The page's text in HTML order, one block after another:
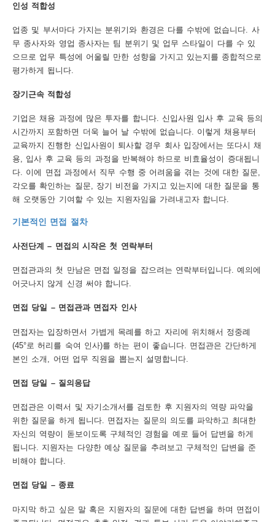
인성 적합성
업종 및 부서마다 가지는 분위기와 환경은 다를 수밖에 없습니다. 사
무 종사자와 영업 종사자는 팀 분위기 및 업무 스타일이 다를 수 있
으므로 업무 특성에 어울릴 만한 성향을 가지고 있는지를 종합적으로
평가하게 됩니다.
장기근속 적합성
기업은 채용 과정에 많은 투자를 합니다. 신입사원 입사 후 교육 등의
시간까지 포함하면 더욱 늘어 날 수밖에 없습니다. 이렇게 채용부터
교육까지 진행한 신입사원이 퇴사할 경우 회사 입장에서는 또다시 채
용, 입사 후 교육 등의 과정을 반복해야 하므로 비효율성이 증대됩니
다. 이에 면접 과정에서 직무 수행 중 어려움을 겪는 것에 대한 질문,
각오를 확인하는 질문, 장기 비전을 가지고 있는지에 대한 질문을 통
해 오랫동안 기여할 수 있는 지원자임을 가려내고자 합니다.
기본적인 면접 절차
사전단계 – 면접의 시작은 첫 연락부터
면접관과의 첫 만남은 면접 일정을 잡으려는 연락부터입니다. 예의에
어긋나지 않게 신경 써야 합니다.
면접 당일 – 면접관과 면접자 인사
면접자는 입장하면서 가볍게 목례를 하고 자리에 위치해서 정중례
(45°로 허리를 숙여 인사)를 하는 편이 좋습니다. 면접관은 간단하게
본인 소개, 어떤 업무 직원을 뽑는지 설명합니다.
면접 당일 – 질의응답
면접관은 이력서 및 자기소개서를 검토한 후 지원자의 역량 파악을
위한 질문을 하게 됩니다. 면접자는 질문의 의도를 파악하고 최대한
자신의 역량이 돋보이도록 구체적인 경험을 예로 들어 답변을 하게
됩니다. 지원자는 다양한 예상 질문을 추려보고 구체적인 답변을 준
비해야 합니다.
면접 당일 – 종료
마지막 하고 싶은 말 혹은 지원자의 질문에 대한 답변을 하며 면접이
사
안
내